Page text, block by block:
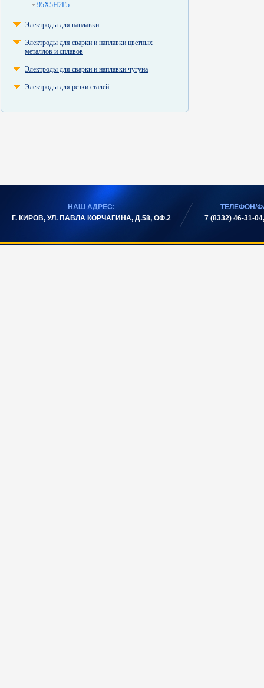
95Х5Н2Г5
Электроды для наплавки
Электроды для сварки и наплавки цветных
металлов и сплавов
Электроды для сварки и наплавки чугуна
Электроды для резки сталей
НАШ АДРЕС:
Г. КИРОВ, УЛ. ПАВЛА КОРЧАГИНА, Д.58, ОФ.2
ТЕЛЕФОН/
7 (8332) 46-31-